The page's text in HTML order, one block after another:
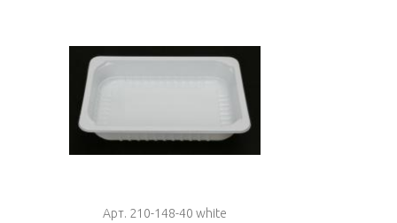
Арт. 210-148-40 white